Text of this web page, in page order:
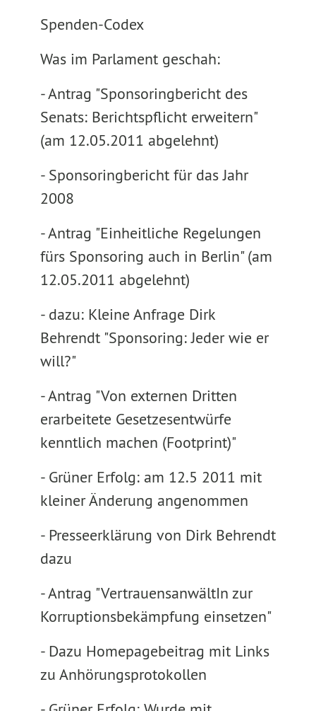
Spenden-Codex
Was im Parlament geschah:
- Antrag "Sponsoringbericht des
Senats: Berichtspflicht erweitern"
(am 12.05.2011 abgelehnt)
- Sponsoringbericht für das Jahr
2008
- Antrag "Einheitliche Regelungen
fürs Sponsoring auch in Berlin" (am
12.05.2011 abgelehnt)
- dazu: Kleine Anfrage Dirk
Behrendt "Sponsoring: Jeder wie er
will?"
- Antrag "Von externen Dritten
erarbeitete Gesetzesentwürfe
kenntlich machen (Footprint)"
- Grüner Erfolg: am 12.5 2011 mit
kleiner Änderung angenommen
- Presseerklärung von Dirk Behrendt
dazu
- Antrag "VertrauensanwältIn zur
Korruptionsbekämpfung einsetzen"
- Dazu Homepagebeitrag mit Links
zu Anhörungsprotokollen